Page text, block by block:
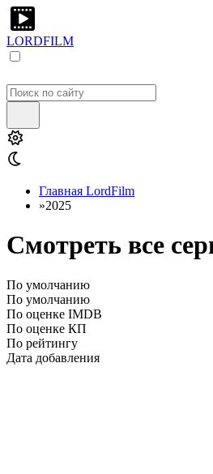
LORDFILM
Главная LordFilm
»2025
Смотреть все
По умолчанию
По умолчанию
По оценке IMDB
По оценке КП
По рейтингу
Дата добавления